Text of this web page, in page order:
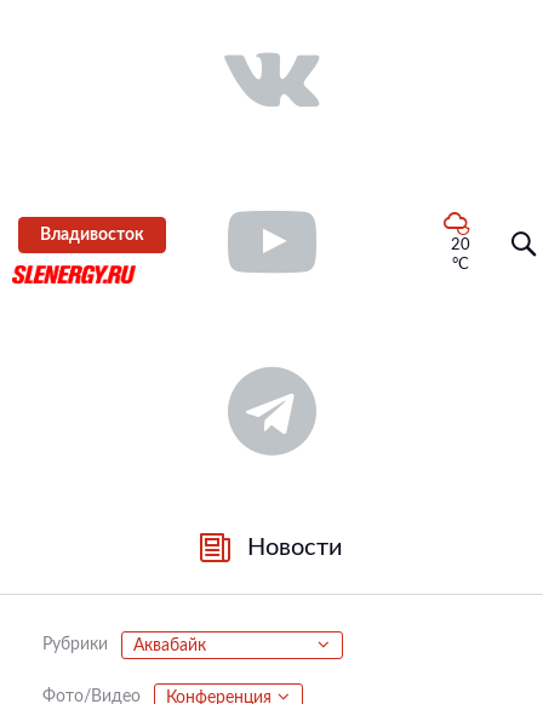
Владивосток
20
°C
Новости
Рубрики Аквабайк
Фото/Видео Конференция